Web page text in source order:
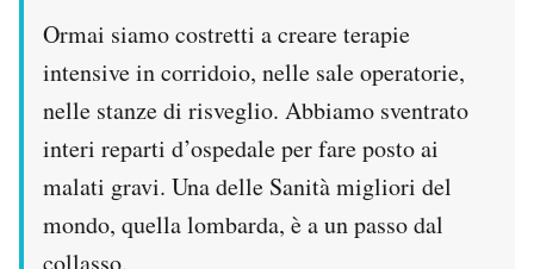
Ormai siamo costretti a creare terapie
intensive in corridoio, nelle sale operatorie,
nelle stanze di risveglio. Abbiamo sventrato
interi reparti d’ospedale per fare posto ai
malati gravi. Una delle Sanità migliori del
mondo, quella lombarda, è a un passo dal